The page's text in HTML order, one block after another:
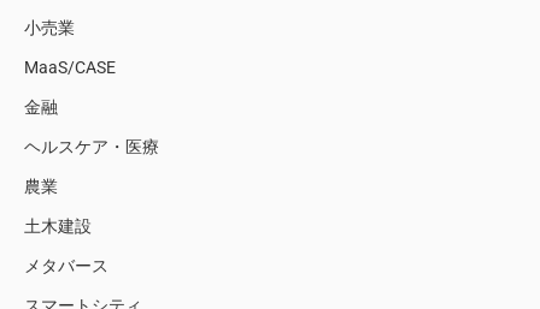
小売業
MaaS/CASE
金融
ヘルスケア・医療
農業
土木建設
メタバース